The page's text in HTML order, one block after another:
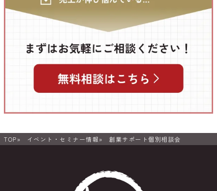
TOP イベント・セミナー情報 創業サポート個別相談会